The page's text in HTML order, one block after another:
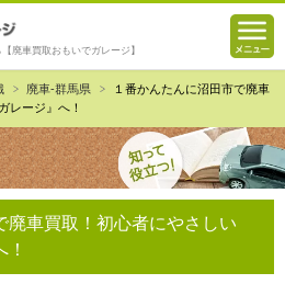
廃車買取おもいでガレージ】
廃車-群馬県
１番かんたんに沼田市で廃車
レージ』へ！
廃車買取！初心者にやさしい